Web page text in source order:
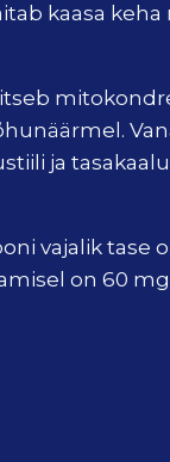
kaasa
ja
vajalik tase
on 60